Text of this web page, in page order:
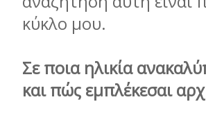
κύκλο μου.
Σε ποια ηλικία
και πώς εμπλέκεσαι